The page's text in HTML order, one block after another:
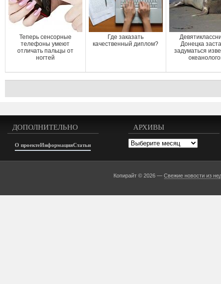
Теперь сенсорные
телефоны умеют
отличать пальцы от
ногтей
Где заказать
качественный диплом?
Донецка
задуматься
ДОПОЛНИТЕЛЬНО
О проектеИнформацияСтатьи
АРХИВЫ
Архивы
Копирайт © 2026 —Свежие новости из